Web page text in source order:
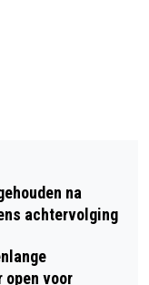
18
IN
na
achtervolging
open voor